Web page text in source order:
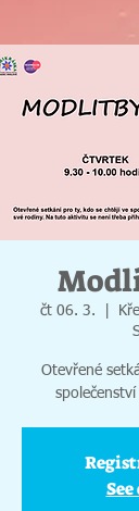
čt 06. 3.
Otevřené